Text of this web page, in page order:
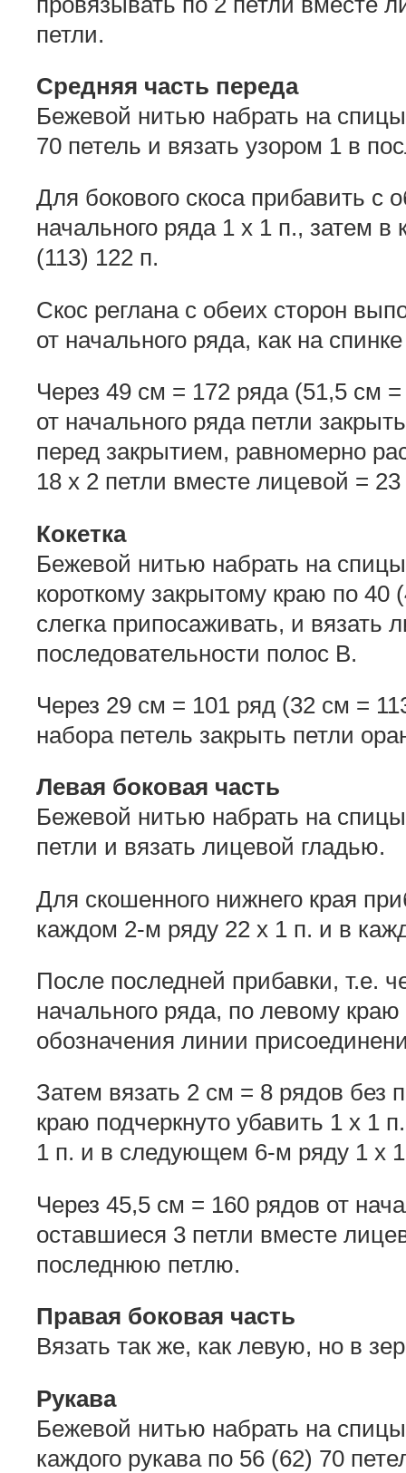
петли.
Средняя часть переда
Бежевой нитью набрать на
70 петель и вязать узором 1 в
Для бокового скоса прибавить с
начального ряда 1 x 1 п., затем
(113) 122 п.
Скос реглана с обеих сторон
от начального ряда, как на
Через 49 см = 172 ряда (51,5 см
от начального ряда петли
перед закрытием, равномерно
18 x 2 петли вместе лицевой =
Кокетка
Бежевой нитью набрать на
короткому закрытому краю по 40
слегка припосаживать, и вязать
последовательности полос В.
Через 29 см = 101 ряд (32 см =
набора петель закрыть петли
Левая боковая часть
Бежевой нитью набрать на
петли и вязать лицевой гладью.
Для скошенного нижнего края
каждом 2-м ряду 22 x 1 п. и в
После последней прибавки, т.е.
начального ряда, по левому
обозначения линии
Затем вязать 2 см = 8 рядов без
краю подчеркнуто убавить 1 x 1
1 п. и в следующем 6-м ряду 1 x
Через 45,5 см = 160 рядов от
оставшиеся 3 петли вместе
последнюю петлю.
Правая боковая часть
Вязать так же, как левую, но в
Рукава
Бежевой нитью набрать на
каждого рукава по 56 (62) 70